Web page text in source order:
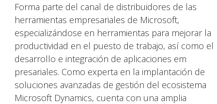
Forma parte del canal de distribuidores de las
herramientas empresariales de Microsoft,
especializándose en herramientas para mejorar la
productividad en el puesto de trabajo, así como el
desarrollo e integración de aplicaciones em
presariales. Como experta en la implantación de
soluciones avanzadas de gestión del ecosistema
Microsoft Dynamics, cuenta con una amplia